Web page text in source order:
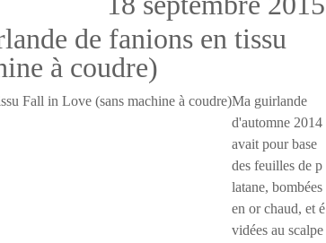
de fanions en tissu
à coudre)
Ma guirlande
d'automne 2014
avait pour base
des feuilles de p
latane, bombées
en or chaud, et é
vidées au scalpe